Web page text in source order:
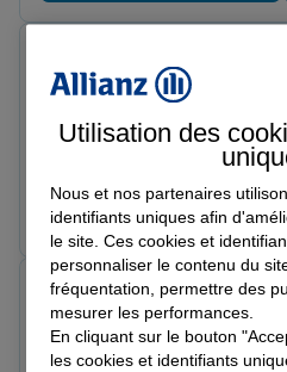
Note de 5 sur 5
Le 20/05/2026 - Agence MOREZ
Agence très performante,
souriante. Les contrats sont
Z et le suivi est d'une qualité
recommande +++ !
Prendre un RDV
Note de 5 sur 5
Le 18/05/2026 - Agence MOREZ
Équipe super merci
Stéphane M.
Utilisation des
Nous et nos partenaires
identifiants uniques afin
le site. Ces cookies et
personnaliser le contenu du
fréquentation, permettre des
mesurer les performances.
En cliquant sur le bouton
les cookies et identifiants